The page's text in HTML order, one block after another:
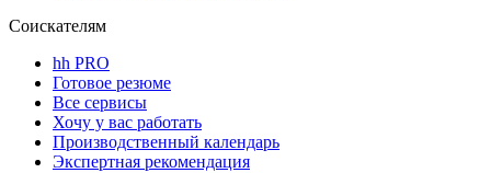
Соискателям
hh PRO
Готовое резюме
Все сервисы
Хочу у вас работать
Производственный календарь
Экспертная рекомендация